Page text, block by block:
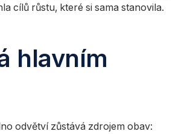
cílů růstu, které si sama stanovila.
hlavním
odvětví zůstává zdrojem obav: